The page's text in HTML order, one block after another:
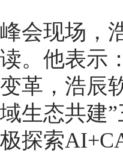
峰会现场，
读。他表示
变革，浩辰
域生态共建
极探索